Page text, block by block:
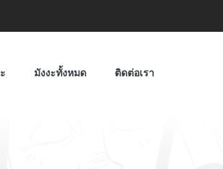
มังงะทั้งหมด ติดต่อเรา